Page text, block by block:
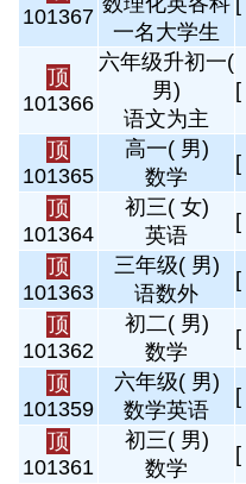
101367
一名大学生
顶
101366
六年级升初一(
男)
语文为主
[
顶
101365
高一( 男)
数学
[
顶
101364
初三( 女)
英语
[
顶
101363
三年级( 男)
语数外
[
顶
101362
初二( 男)
数学
[
顶
101359
六年级( 男)
数学英语
[
顶
101361
初三( 男)
数学
[